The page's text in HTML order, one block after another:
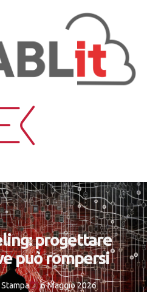
progettare
può rompersi
6 Maggio 2026